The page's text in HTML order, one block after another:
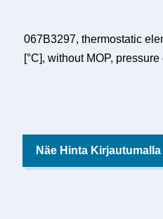
067B3297, thermostatic
[°C], without MOP,
Näe Hinta